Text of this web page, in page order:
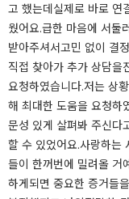
고 했는데​실제로 바로 연
웠어요.​급한 마음에 서둘
받아주셔서​고민 없이 결
직접 찾아가 추가 상담을​
요청하였습니다.​저는 상
해 최대한 도움을 요청하
문성 있게 살펴봐 주신다
할 수 있었어요.​사랑하는
들이 한꺼번에 밀려올 거
하게​되면 중요한 증거들